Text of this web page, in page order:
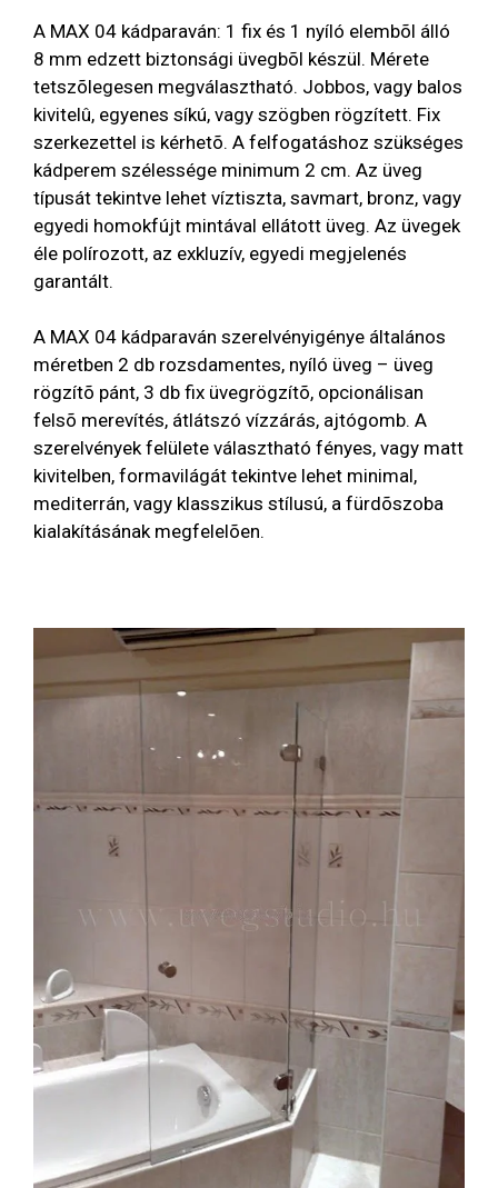
A MAX 04 kádparaván: 1 fix és 1 nyíló elembõl álló
8 mm edzett biztonsági üvegbõl készül. Mérete
tetszõlegesen megválasztható. Jobbos, vagy balos
kivitelû, egyenes síkú, vagy szögben rögzített. Fix
szerkezettel is kérhetõ. A felfogatáshoz szükséges
kádperem szélessége minimum 2 cm. Az üveg
típusát tekintve lehet víztiszta, savmart, bronz, vagy
egyedi homokfújt mintával ellátott üveg. Az üvegek
éle polírozott, az exkluzív, egyedi megjelenés
garantált.
A MAX 04 kádparaván szerelvényigénye általános
méretben 2 db rozsdamentes, nyíló üveg – üveg
rögzítõ pánt, 3 db fix üvegrögzítõ, opcionálisan
felsõ merevítés, átlátszó vízzárás, ajtógomb. A
szerelvények felülete választható fényes, vagy matt
kivitelben, formavilágát tekintve lehet minimal,
mediterrán, vagy klasszikus stílusú, a fürdõszoba
kialakításának megfelelõen.